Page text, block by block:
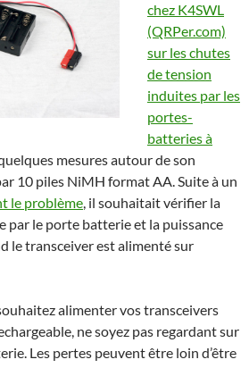
chez K4SWL
(QRPer.com)
sur les chutes
de tension
induites par les
portes-
batteries à
mesures autour de son
10 piles NiMH format AA. Suite à un
le problème, il souhaitait vérifier la
par le porte batterie et la puissance
le transceiver est alimenté sur
alimenter vos transceivers
ne soyez pas regardant sur
Les pertes peuvent être loin d’être